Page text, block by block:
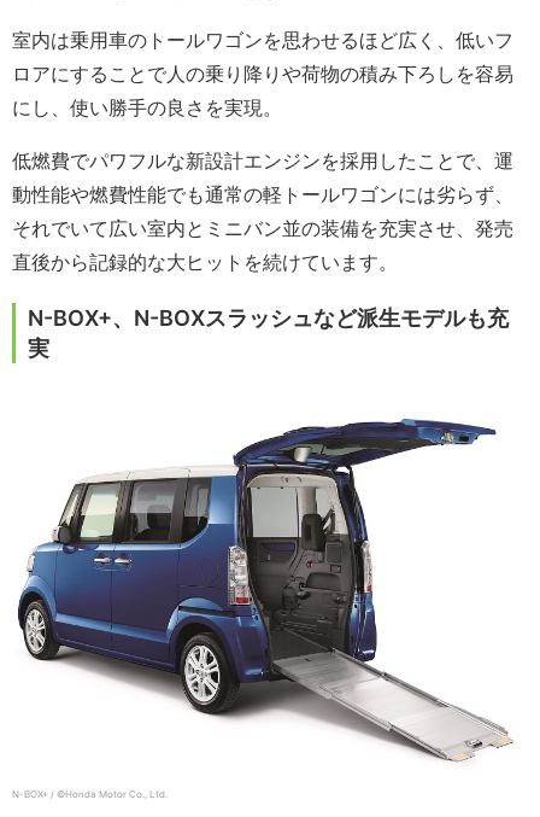
室内は乗用車のトールワゴンを思わせるほど広く、低いフ
ロアにすることで人の乗り降りや荷物の積み下ろしを容易
にし、使い勝手の良さを実現。
低燃費でパワフルな新設計エンジンを採用したことで、運
動性能や燃費性能でも通常の軽トールワゴンには劣らず、
それでいて広い室内とミニバン並の装備を充実させ、発売
直後から記録的な大ヒットを続けています。
N-BOX+、N-BOXスラッシュなど派生モデルも充
実
N-BOX+ / ©Honda Motor Co., Ltd.